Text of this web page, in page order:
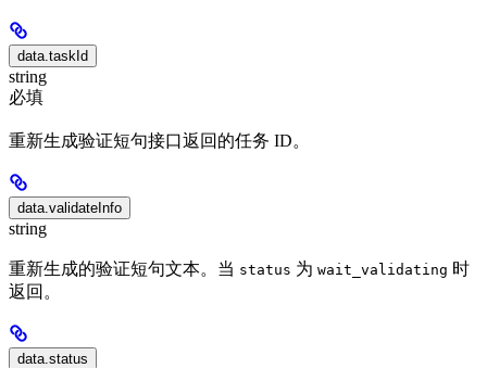
data.taskId
string
必填
重新生成验证短句接口返回的任务 ID。
data.validateInfo
string
重新生成的验证短句文本。当 status 为 wait_validating 时
返回。
data.status